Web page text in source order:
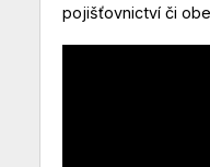
pojišťovnictví či